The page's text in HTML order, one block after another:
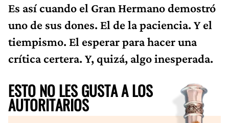
Es así cuando el Gran Hermano demostró
uno de sus dones. El de la paciencia. Y el
tiempismo. El esperar para hacer una
crítica certera. Y, quizá, algo inesperada.
ESTO NO LES GUSTA A LOS
AUTORITARIOS